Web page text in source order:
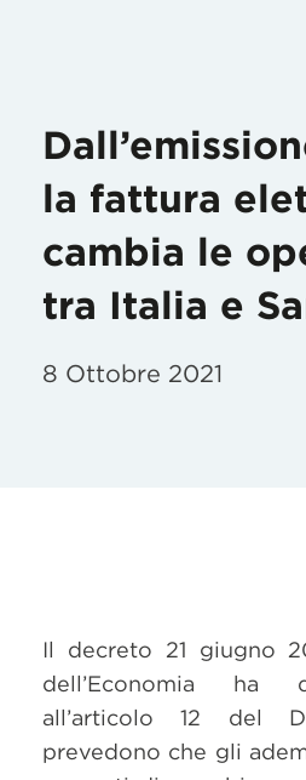
la fattura
cambia le
tra Italia e
8 Ottobre 2021
Il decreto 21 giugno
dell’Economia ha
all’articolo 12 del
prevedono che gli